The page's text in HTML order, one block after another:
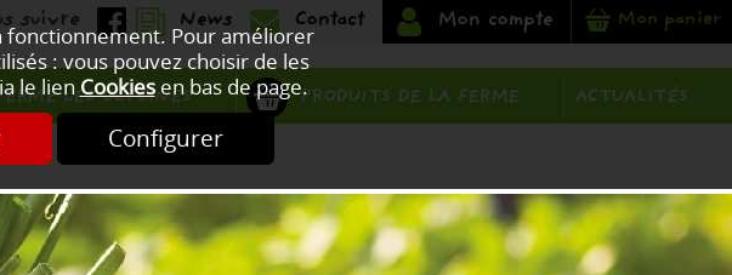
fonctionnement. Pour améliorer
: vous pouvez choisir de les
le lienCookiesen bas de page.
Configurer
Mon panier
LES GLYCINES PRODUITS DE LA FERME ACTUALITÉS